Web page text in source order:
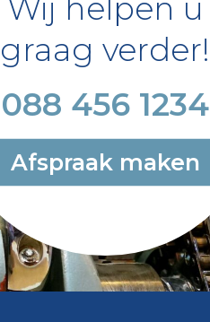
Wij helpen u
graag verder!
088 456 1234
Afspraak maken